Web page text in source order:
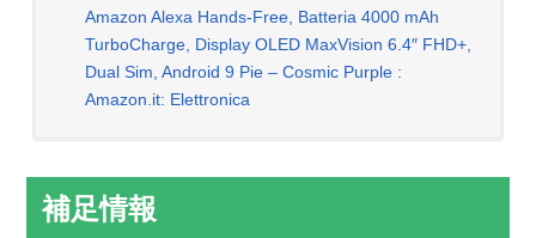
Amazon Alexa Hands-Free, Batteria 4000 mAh
TurboCharge, Display OLED MaxVision 6.4″ FHD+,
Dual Sim, Android 9 Pie – Cosmic Purple :
Amazon.it: Elettronica
補足情報